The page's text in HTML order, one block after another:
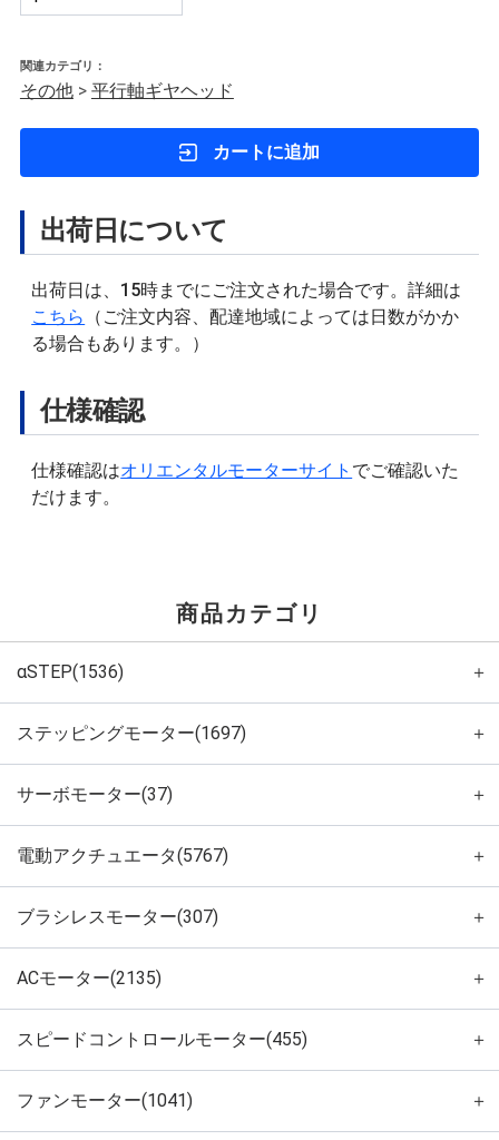
関連カテゴリ：
その他> 平行軸ギヤヘッド
カートに追加
出荷日について
出荷日は、15時までにご注文された場合です。詳細は
こちら
（ご注文内容、配達地域によっては日数がかか
る場合もあります。）
仕様確認
仕様確認はオリエンタルモーターサイト でご確認いた
だけます。
商品カテゴリ
αSTEP(1536) ＋
ステッピングモーター(1697) ＋
サーボモーター(37) ＋
電動アクチュエータ(5767) ＋
ブラシレスモーター(307) ＋
ACモーター(2135) ＋
スピードコントロールモーター(455) ＋
ファンモーター(1041) ＋